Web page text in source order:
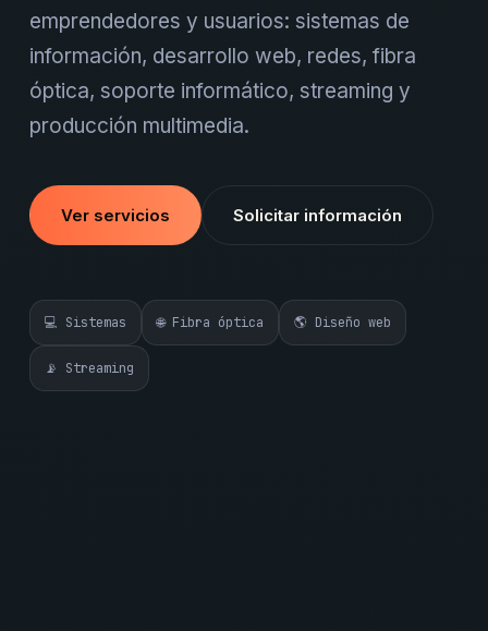
emprendedores y usuarios: sistemas de
información, desarrollo web, redes, fibra
óptica, soporte informático, streaming y
producción multimedia.
Ver servicios Solicitar información
💻 Sistemas 🌐 Fibra óptica 🌎 Diseño web
📡 Streaming